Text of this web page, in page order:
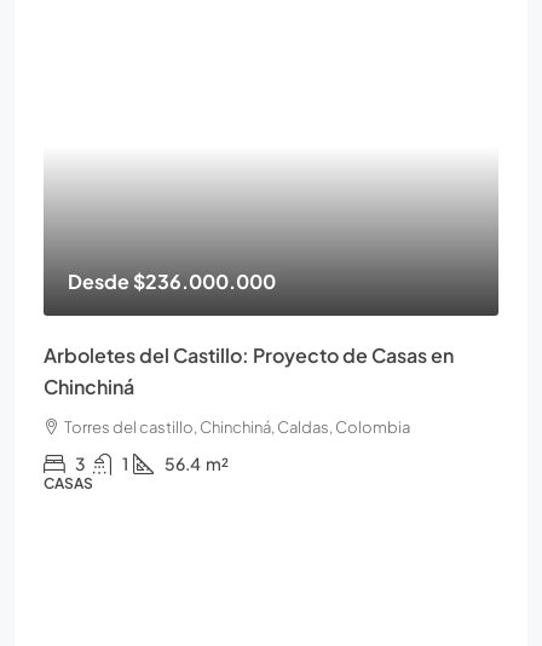
Desde$236.000.000
Arboletes del Castillo: Proyecto de Casas en
Chinchiná
Torres del castillo, Chinchiná, Caldas, Colombia
3 1 56.4 m²
CASAS